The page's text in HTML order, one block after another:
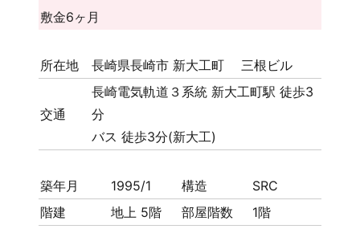
敷金6ヶ月
所在地 長崎県長崎市 新大工町 三根ビル
交通
長崎電気軌道３系統 新大工町駅 徒歩3
分
バス 徒歩3分(新大工)
築年月 1995/1 構造
SRC
階建
地上 5階 部屋階数 1階